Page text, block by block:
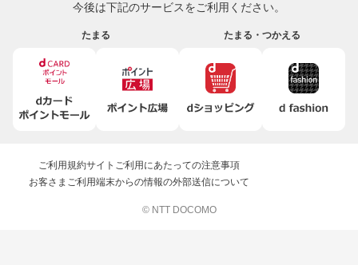
今後は下記のサービスをご利用ください。
たまる たまる・つかえる
ご利用規約サイトご利用にあたっての注意事項
お客さまご利用端末からの情報の外部送信について
© NTT DOCOMO